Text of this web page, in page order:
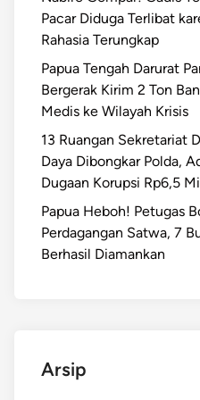
Pacar Diduga Terlibat
Rahasia Terungkap
Papua Tengah Darurat
Bergerak Kirim 2 Ton
Medis ke Wilayah Krisis
13 Ruangan Sekretariat
Daya Dibongkar Polda,
Dugaan Korupsi Rp6,5
Papua Heboh! Petugas
Perdagangan Satwa, 7
Berhasil Diamankan
Arsip